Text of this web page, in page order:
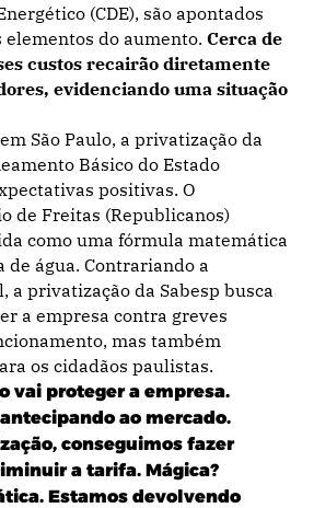
(CDE), são apontados
do aumento. Cerca de
custos recairão diretamente
evidenciando uma situação
São Paulo, a privatização da
Básico do Estado
positivas. O
de Freitas (Republicanos)
como uma fórmula matemática
água. Contrariando a
a privatização da Sabesp busca
a empresa contra greves
mas também
os cidadãos paulistas.
vai proteger a empresa.
ao mercado.
conseguimos fazer
a tarifa. Mágica?
Estamos devolvendo